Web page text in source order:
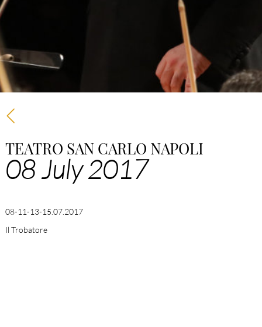
TEATRO SAN CARLO NAPOLI
08 July 2017
08-11-13-15.07.2017
Il Trobatore